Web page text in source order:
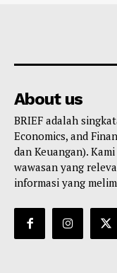
About us
BRIEF adalah
Economics, and
dan Keuangan).
wawasan yang
informasi yang